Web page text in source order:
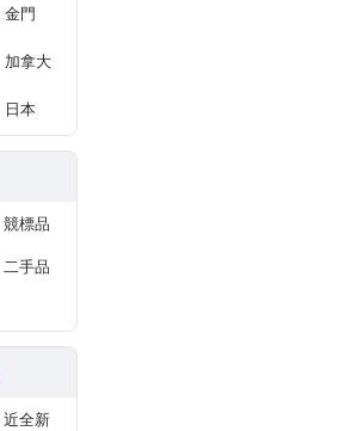
金門
加拿大
日本
競標品
二手品
近全新